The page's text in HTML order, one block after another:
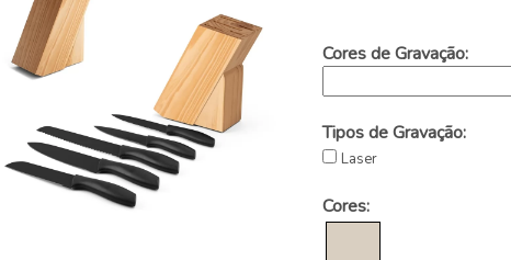
Cores de Gravação:
Tipos de Gravação:
Laser
Cores: